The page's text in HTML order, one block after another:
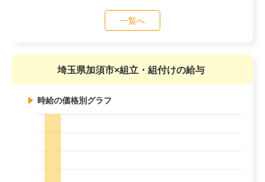
一覧へ
埼玉県加須市×組立・組付けの給与
時給の価格別グラフ